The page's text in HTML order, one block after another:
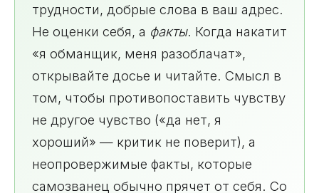
трудности, добрые слова в ваш адрес.
Не оценки себя, а факты. Когда накатит
«я обманщик, меня разоблачат»,
открывайте досье и читайте. Смысл в
том, чтобы противопоставить чувству
не другое чувство («да нет, я
хороший» — критик не поверит), а
неопровержимые факты, которые
самозванец обычно прячет от себя. Со